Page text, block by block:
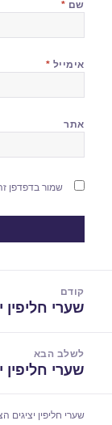
שם *
אימייל *
אתר
שמור בדפדפן
קודם
הפוסט
שערי חליפין
לשלב הבא
הפוסט
שערי חליפין
שערי חליפין יציגים